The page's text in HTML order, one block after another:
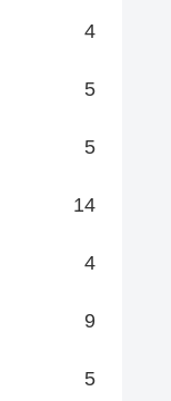
4
5
5
14
4
9
5